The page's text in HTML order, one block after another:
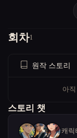
회차1
원작 스토리
아
스토리 챗
캐릭